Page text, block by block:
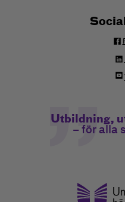
Utbildning,
– för alla